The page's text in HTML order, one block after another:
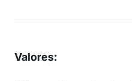
Valores: